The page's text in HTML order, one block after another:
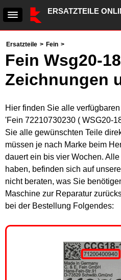
ERSATZTEILE
Ersatzteile > Fein >
Fein Wsg20-
Zeichnungen
Hier finden Sie alle
'Fein 72210730230 ( WSG20-
Sie alle gewünschten Teile
müssen je nach Marke beim
dauert ein bis vier Wochen.
haben, befinden sich auf
nicht beraten, was Sie
Maschine zur Reparatur
bei der Bestellung Folgendes: